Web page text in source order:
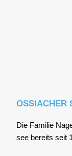
OSSIACHER
Die Fami­lie
see bereits seit